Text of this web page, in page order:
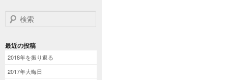
検索
最近の投稿
2018年を振り返る
2017年大晦日